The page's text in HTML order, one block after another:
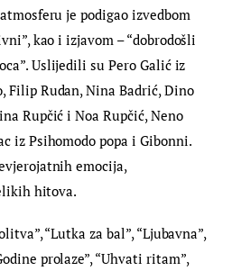
je podigao izvedbom
kao i izjavom – “dobrodošli
Uslijedili su Pero Galić iz
Filip Rudan, Nina Badrić, Dino
Rupčić i Noa Rupčić, Neno
iz Psihomodo popa i Gibonni.
emocija,
hitova.
“Lutka za bal”, “Ljubavna”,
prolaze”, “Uhvati ritam”,